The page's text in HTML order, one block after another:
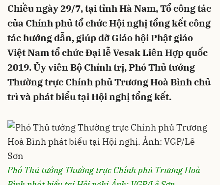
Chiều ngày 29/7, tại tỉnh Hà Nam, Tổ công tác
của Chính phủ tổ chức Hội nghị tổng kết công
tác hướng dẫn, giúp đỡ Giáo hội Phật giáo
Việt Nam tổ chức Đại lễ Vesak Liên Hợp quốc
2019. Ủy viên Bộ Chính trị, Phó Thủ tướng
Thường trực Chính phủ Trương Hoà Bình chủ
trì và phát biểu tại Hội nghị tổng kết.
Phó Thủ tướng Thường trực Chính phủ Trương Hoà
Hủy Gửi